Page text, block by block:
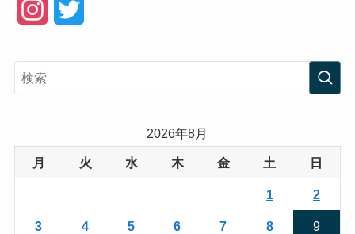
e
2026年8月
月 火 水 木 金 土 日
1 2
3 4 5 6 7 8 9